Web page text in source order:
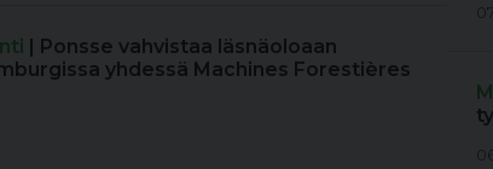
| Ponsse vahvistaa läsnäoloaan
yhdessä Machines Forestières